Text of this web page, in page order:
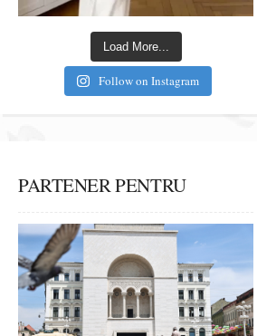
Load More...
Follow on Instagram
PARTENER PENTRU